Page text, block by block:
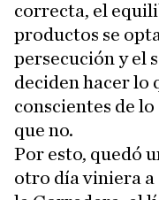
correcta, el
productos se
persecución y el
deciden hacer lo
conscientes de
que no.
Por esto, quedó
otro día viniera a